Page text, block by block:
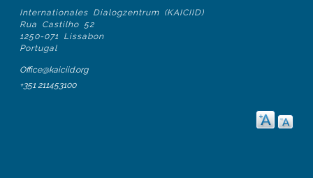
Internationales Dialogzentrum (KAICIID)
Rua Castilho 52
1250-071 Lissabon
Portugal
Office@kaiciid.org
+351 211453100